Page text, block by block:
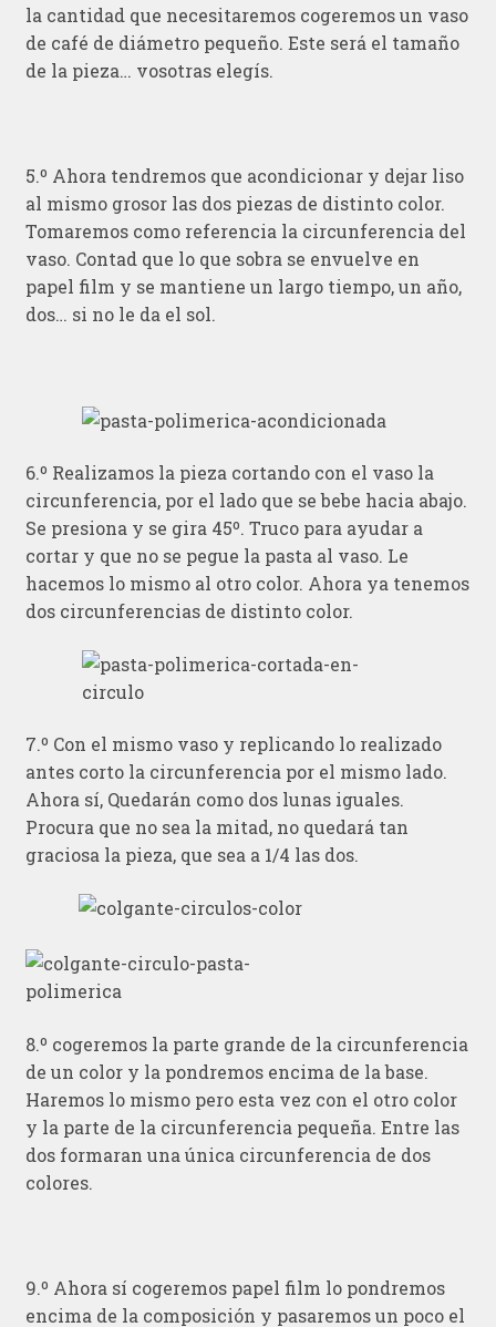
la cantidad que necesitaremos cogeremos un vaso
de café de diámetro pequeño. Este será el tamaño
de la pieza… vosotras elegís.
5.º Ahora tendremos que acondicionar y dejar liso
al mismo grosor las dos piezas de distinto color.
Tomaremos como referencia la circunferencia del
vaso. Contad que lo que sobra se envuelve en
papel film y se mantiene un largo tiempo, un año,
dos… si no le da el sol.
6.º Realizamos la pieza cortando con el vaso la
circunferencia, por el lado que se bebe hacia abajo.
Se presiona y se gira 45º. Truco para ayudar a
cortar y que no se pegue la pasta al vaso. Le
hacemos lo mismo al otro color. Ahora ya tenemos
dos circunferencias de distinto color.
7.º Con el mismo vaso y replicando lo realizado
antes corto la circunferencia por el mismo lado.
Ahora sí, Quedarán como dos lunas iguales.
Procura que no sea la mitad, no quedará tan
graciosa la pieza, que sea a 1/4 las dos.
8.º cogeremos la parte grande de la circunferencia
de un color y la pondremos encima de la base.
Haremos lo mismo pero esta vez con el otro color
y la parte de la circunferencia pequeña. Entre las
dos formaran una única circunferencia de dos
colores.
9.º Ahora sí cogeremos papel film lo pondremos
encima de la composición y pasaremos un poco el